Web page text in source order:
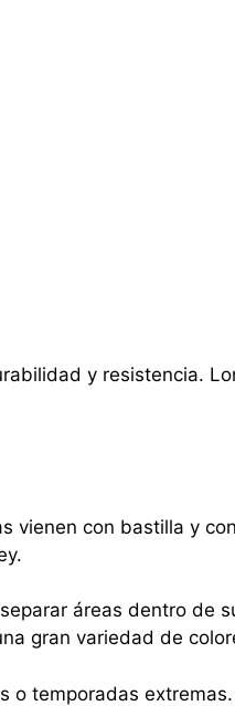
y resistencia.
vienen con bastilla y
áreas dentro de
gran variedad de
temporadas